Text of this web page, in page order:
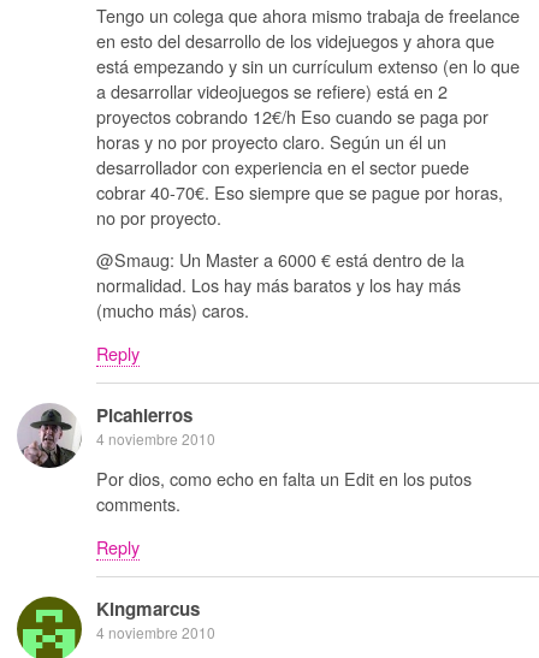
Tengo un colega que ahora mismo trabaja de freelance
en esto del desarrollo de los videjuegos y ahora que
está empezando y sin un currículum extenso (en lo que
a desarrollar videojuegos se refiere) está en 2
proyectos cobrando 12€/h Eso cuando se paga por
horas y no por proyecto claro. Según un él un
desarrollador con experiencia en el sector puede
cobrar 40-70€. Eso siempre que se pague por horas,
no por proyecto.
@Smaug: Un Master a 6000 € está dentro de la
normalidad. Los hay más baratos y los hay más
(mucho más) caros.
Reply
Picahierros
4 noviembre 2010
Por dios, como echo en falta un Edit en los putos
comments.
Reply
Kingmarcus
4 noviembre 2010